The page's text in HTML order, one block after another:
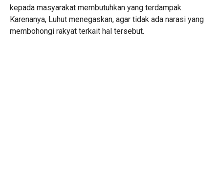
kepada masyarakat membutuhkan yang terdampak.
Karenanya, Luhut menegaskan, agar tidak ada narasi yang
membohongi rakyat terkait hal tersebut.